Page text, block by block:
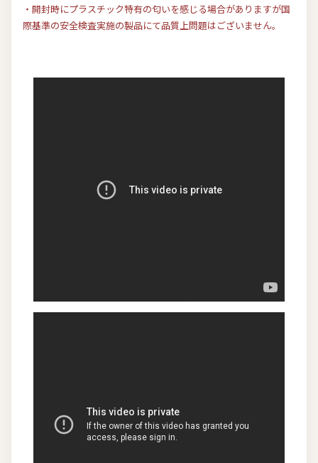
・開封時にプラスチック特有の匂いを感じる場合がありますが国
際基準の安全検査実施の製品にて品質上問題はございません。